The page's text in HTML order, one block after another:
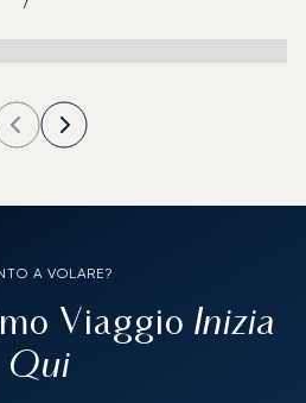
A VOLARE?
Viaggio Inizia
Qui